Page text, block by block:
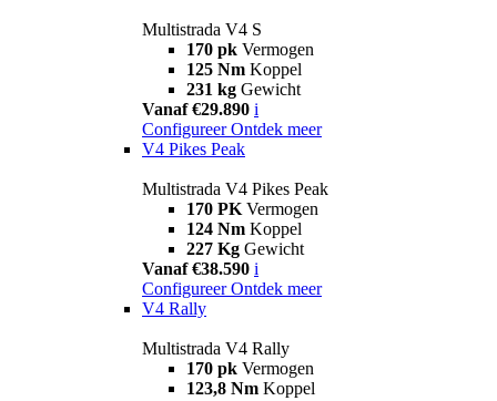
Multistrada V4 S
170 pk Vermogen
125 Nm Koppel
231 kg Gewicht
Vanaf €29.890 i
Configureer Ontdek meer
V4 Pikes Peak
Multistrada V4 Pikes Peak
170 PK Vermogen
124 Nm Koppel
227 Kg Gewicht
Vanaf €38.590 i
Configureer Ontdek meer
V4 Rally
Multistrada V4 Rally
170 pk Vermogen
123,8 Nm Koppel